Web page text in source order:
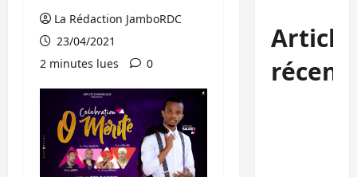
La Rédaction JamboRDC
23/04/2021
2 minutes lues
0